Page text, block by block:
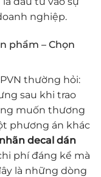
nghiệp.
phẩm – Chọn
thường hỏi:
sau khi trao
muốn thương
phương án khác
decal dán
phí đáng kể mà
là những dòng